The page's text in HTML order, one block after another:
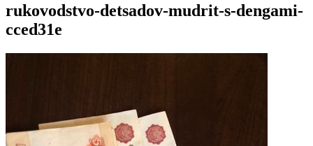
rukovodstvo-detsadov-mudrit-s-dengami-
cced31e